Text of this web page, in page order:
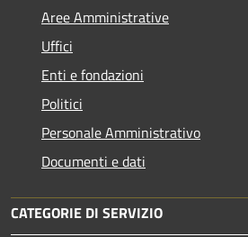
Aree Amministrative
Uffici
Enti e fondazioni
Politici
Personale Amministrativo
Documenti e dati
CATEGORIE DI SERVIZIO